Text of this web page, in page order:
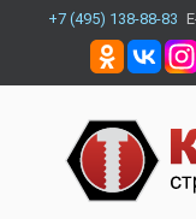
+7 (495) 138-88-83